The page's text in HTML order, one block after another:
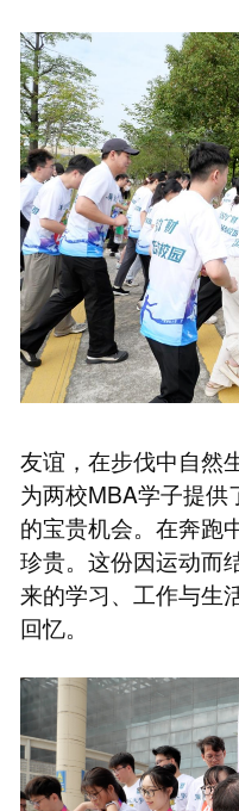
友谊，在步伐中自然
为两校MBA学子提供
的宝贵机会。在奔跑
珍贵。这份因运动而
来的学习、工作与生
回忆。